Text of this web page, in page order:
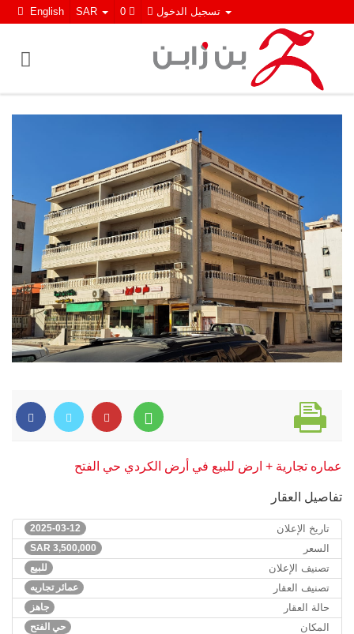
English SAR
عماره تجارية + ارض للبيع في أرض الكردي حي الفتح
تفاصيل العقار
2025-03-12 تاريخ الإعلان
3,500,000
SAR السعر
للبيع تصنيف الإعلان
عمائر تجاريه تصنيف العقار
جاهز حالة العقار
حي الفتح المكان